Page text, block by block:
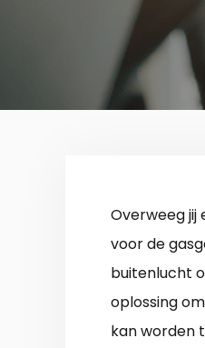
Overweeg jij
voor de
buitenlucht
oplossing
kan worden